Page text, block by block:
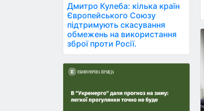
Дмитро Кулеба: кілька країн
Європейського Союзу
підтримують скасування
обмежень на використання
зброї проти Росії.